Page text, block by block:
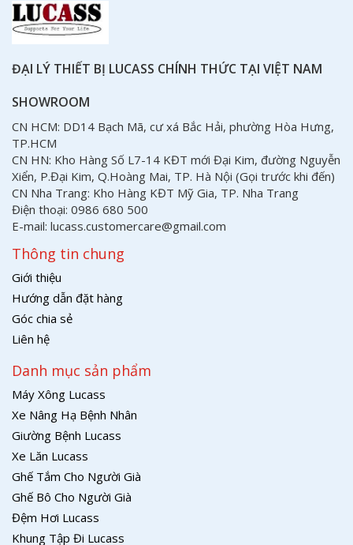
ĐẠI LÝ THIẾT BỊ LUCASS CHÍNH THỨC TẠI VIỆT NAM
SHOWROOM
CN HCM: DD14 Bạch Mã, cư xá Bắc Hải, phường Hòa Hưng,
TP.HCM
CN HN: Kho Hàng Số L7-14 KĐT mới Đại Kim, đường Nguyễn
Xiển, P.Đại Kim, Q.Hoàng Mai, TP. Hà Nội (Gọi trước khi đến)
CN Nha Trang: Kho Hàng KĐT Mỹ Gia, TP. Nha Trang
Điện thoại: 0986 680 500
E-mail: lucass.customercare@gmail.com
Thông tin chung
Giới thiệu
Hướng dẫn đặt hàng
Góc chia sẻ
Liên hệ
Danh mục sản phẩm
Máy Xông Lucass
Xe Nâng Hạ Bệnh Nhân
Giường Bệnh Lucass
Xe Lăn Lucass
Ghế Tắm Cho Người Già
Ghế Bô Cho Người Già
Đệm Hơi Lucass
Khung Tập Đi Lucass